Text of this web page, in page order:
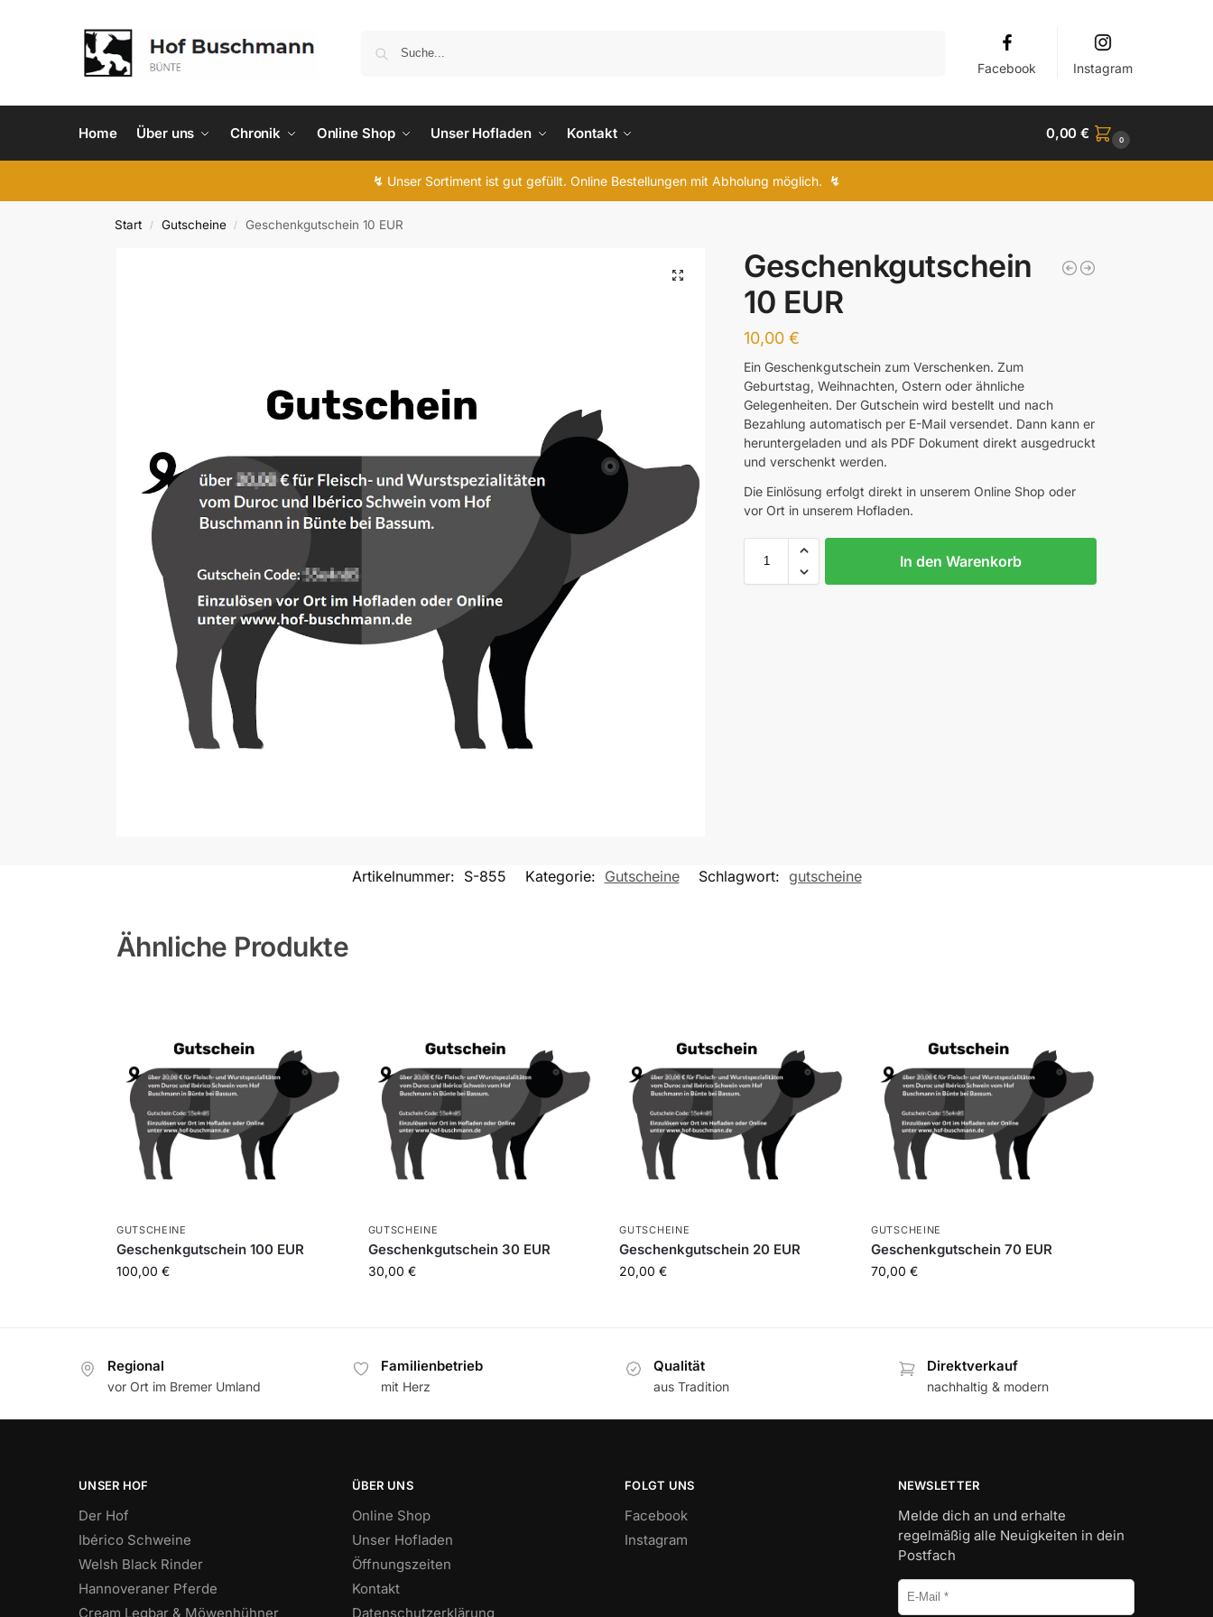
Facebook Instagram
Home Über uns Chronik Online Shop Unser Hofladen Kontakt 0,00€ 0
↯ Unser Sortiment ist gut gefüllt. Online Bestellungen mit Abholung möglich. ↯
Start / Gutscheine / Geschenkgutschein 10 EUR
Geschenkgutschein
10 EUR
10,00€
Ein Geschenkgutschein zum Verschenken. Zum
Geburtstag, Weihnachten, Ostern oder ähnliche
Gelegenheiten. Der Gutschein wird bestellt und nach
Bezahlung automatisch per E-Mail versendet. Dann kann er
heruntergeladen und als PDF Dokument direkt ausgedruckt
und verschenkt werden.
Die Einlösung erfolgt direkt in unserem Online Shop oder
vor Ort in unserem Hofladen.
In den Warenkorb
Artikelnummer: S-855 Kategorie: Gutscheine Schlagwort: gutscheine
Ähnliche Produkte
GUTSCHEINE
Geschenkgutschein 100 EUR
100,00 €
GUTSCHEINE
Geschenkgutschein 30 EUR
30,00 €
GUTSCHEINE
Geschenkgutschein 20 EUR
20,00€
GUTSCHEINE
Geschenkgutschein 70 EUR
70,00€
Regional
vor Ort im Bremer Umland
Familienbetrieb
mit Herz
Qualität
aus Tradition
Direktverkauf
nachhaltig & modern
UNSER HOF
Der Hof
Ibérico Schweine
Welsh Black Rinder
Hannoveraner Pferde
Cream Legbar & Möwenhühner
ÜBER UNS
Online Shop
Unser Hofladen
Öffnungszeiten
Kontakt
Datenschutzerklärung
FOLGT UNS
Facebook
Instagram
NEWSLETTER
Melde dich an und erhalte
regelmäßig alle Neuigkeiten in dein
Postfach